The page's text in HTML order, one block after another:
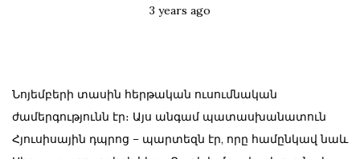
Posted
3 years ago
Նոյեմբերի տասին հերթական ուսումնական
ժամերգությունն էր։ Այս անգամ պատասխանատուն
Հյուսիսային դպրոց – պարտեզն էր, որը համընկավ նաև